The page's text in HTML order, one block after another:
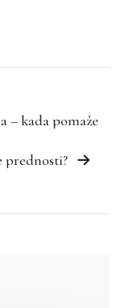
– kada pomaže
prednosti?